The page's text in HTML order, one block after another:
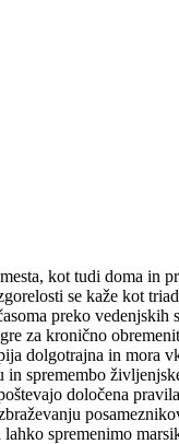
kot tudi doma in
se kaže kot
preko vedenjskih
za kronično
dolgotrajna in mora
spremembo
določena
spremenimo